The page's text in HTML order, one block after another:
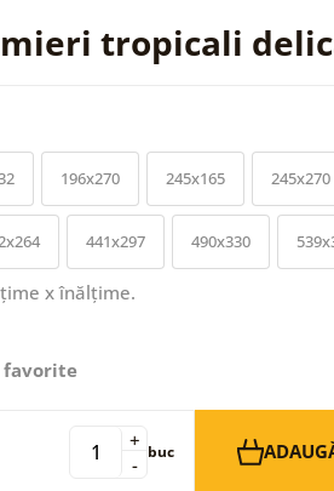
tropicali
196x270 245x165 245x270
441x297 490x330
x înălțime.
favorite
-
+ buc